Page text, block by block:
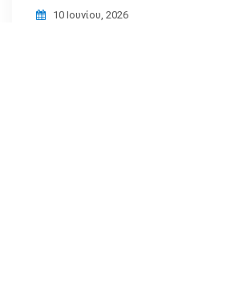
10 Ιουνίου, 2026